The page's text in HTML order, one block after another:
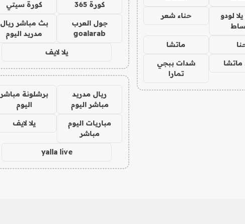
لودو
حناء شعر
ماتشا
شدات ببجي
تمارا
كورة 365 كورة سيتي
جول العرب
goalarab
بث مباشر ريال
مدريد اليوم
يلا لايف
ريال مدريد
مباشر اليوم
برشلونة مباشر
اليوم
مباريات اليوم
مباشر
يلا لايف
yalla live